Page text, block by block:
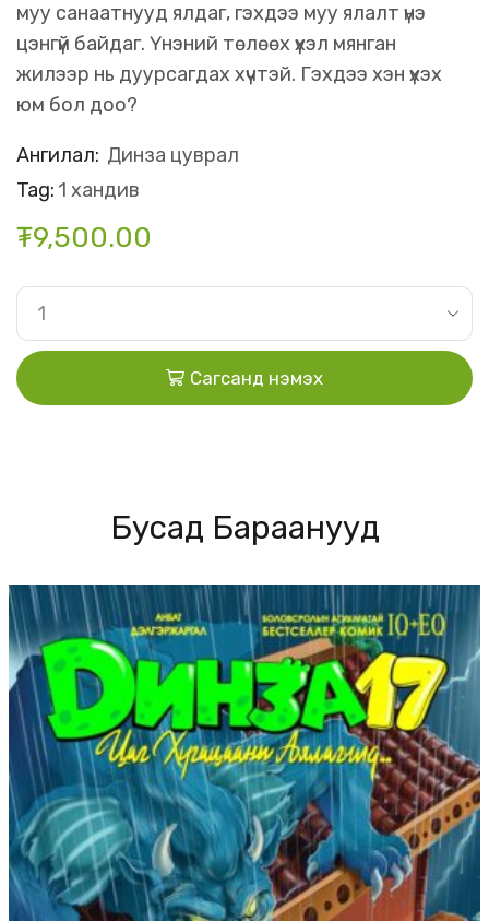
муу санаатнууд ялдаг, гэхдээ муу ялалт үнэ
цэнгүй байдаг. Үнэний төлөөх үхэл мянган
жилээр нь дуурсагдах хүчтэй. Гэхдээ хэн үхэх
юм бол доо?
Ангилал: Динза цуврал
Tag: 1 хандив
₮9,500.00
Сагсанд нэмэх
Бусад Бараанууд